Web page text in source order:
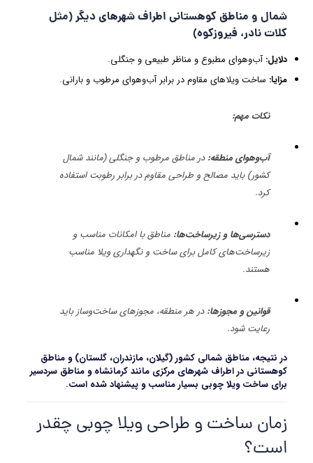
شمال و مناطق کوهستانی اطراف شهرهای دیگر (مثل
کلات نادر، فیروزکوه)
دلایل:آب‌وهوای مطبوع و مناظر طبیعی و جنگلی.
مزایا: ساخت ویلاهای مقاوم در برابر آب‌وهوای مرطوب و بارانی.
نکات مهم:
آب‌وهوای منطقه:در مناطق مرطوب و جنگلی (مانند شمال
کشور) باید مصالح و طراحی مقاوم در برابر رطوبت استفاده
کرد.
دسترسی‌ها و زیرساخت‌ها: مناطق با امکانات مناسب و
زیرساخت‌های کامل برای ساخت و نگهداری ویلا مناسب
هستند.
قوانین و مجوزها:در هر منطقه، مجوزهای ساخت‌وساز باید
رعایت شود.
در نتیجه، مناطق شمالی کشور (گیلان، مازندران، گلستان) و مناطق
کوهستانی در اطراف شهرهای مرکزی مانند کرمانشاه و مناطق سردسیر
برای ساخت ویلا چوبی بسیار مناسب و پیشنهاد شده است.
زمان ساخت و طراحی ویلا چوبی چقدر
است؟